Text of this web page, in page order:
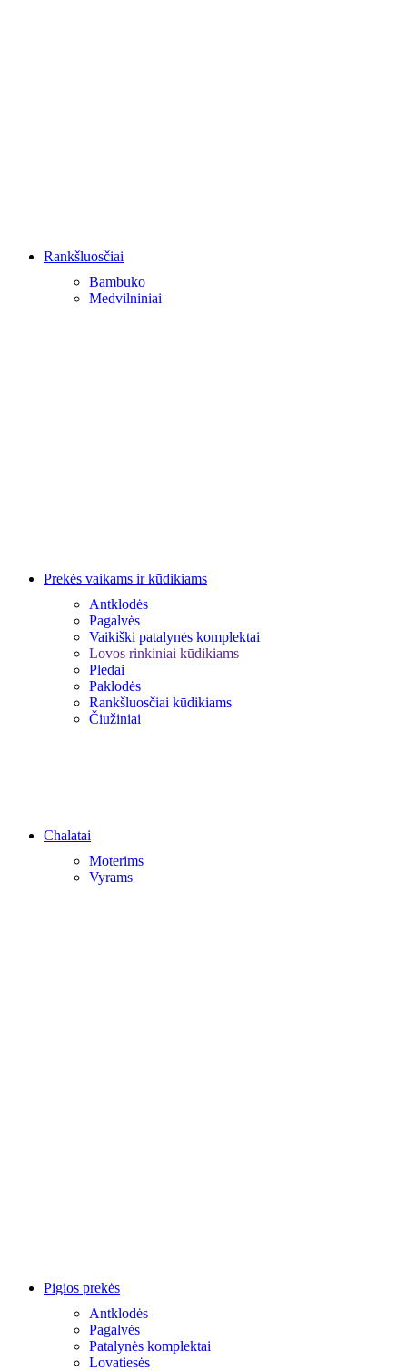
Rankšluosčiai
Bambuko
Medvilniniai
Prekės vaikams ir kūdikiams
Antklodės
Pagalvės
Vaikiški patalynės komplektai
Lovos rinkiniai kūdikiams
Pledai
Paklodės
Rankšluosčiai kūdikiams
Čiužiniai
Chalatai
Moterims
Vyrams
Pigios prekės
Antklodės
Pagalvės
Patalynės komplektai
Lovatiesės